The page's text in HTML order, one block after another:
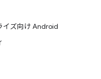
イズ向け Android